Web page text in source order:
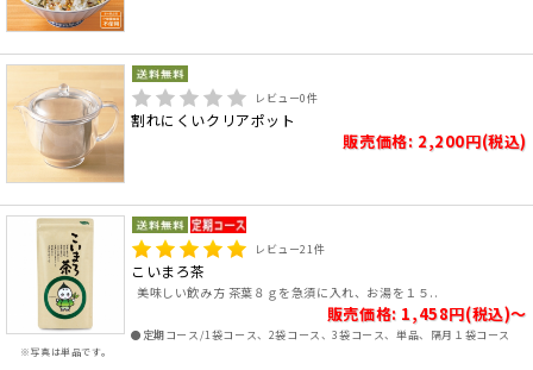
レビュー0件
割れにくいクリアポット
販売価格: 2,200円(税込)
※写真は単品です。
レビュー21件
こいまろ茶
美味しい飲み方 茶葉８ｇを急須に入れ、お湯を１５..
販売価格: 1,458円(税込)～
●定期コース/1袋コース、2袋コース、3袋コース、単品、隔月１袋コース